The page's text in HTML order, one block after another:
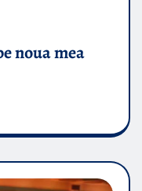
noua mea